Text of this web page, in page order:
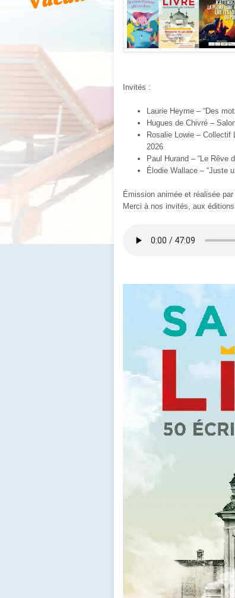
Invités :
Laurie Heyme –“Des
Hugues de Chivré –
Rosalie Lowie – Collectif
2026
Paul Hurand – “Le Rêve
Élodie Wallace – “Juste
Émission animée et réalisée
Merci à nos invités, aux